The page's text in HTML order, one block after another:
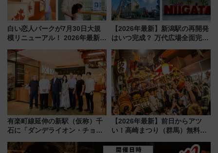
白い恋人パークが7月30日大規
模リニューアル！ 2026年最新の
と料金・アクセスを徹底解説
（札幌市）
【2026年最新】新潟駅の再開発
はいつ完成？ 万代広場全面完成
開発、バスタ新潟構想まで徹底
解説！
有楽町線延伸の新駅（仮称）千
石に「ダンデライオン・チョコ
1億円出資で挑む新時代のまちづ
【2026年最新】前日からアツ
い！高崎まつり（群馬）無料観
しまで